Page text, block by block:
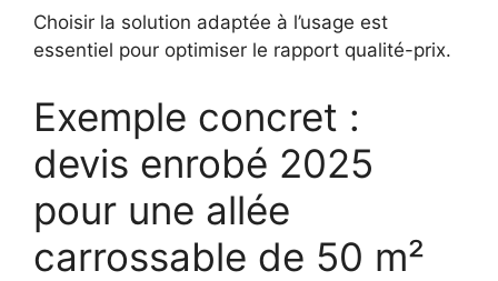
Choisir la solution adaptée à l’usage est
essentiel pour optimiser le rapport qualité-prix.
Exemple concret :
devis enrobé 2025
pour une allée
carrossable de 50 m²